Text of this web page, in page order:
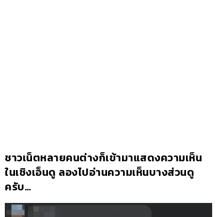
ชาวเน็ตหลายคนต่างก็เข้ามาแสดงความเห็น
ในเชิงเอ็นดู ลองไปอ่านความเห็นบางส่วนดู
ครับ…